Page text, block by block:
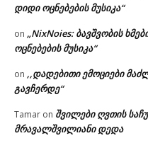
დიდი ოცნებების მუსიკა“
on „NixNoies: ბავშვობის
ოცნებების მუსიკა“
on ,,დადებითი ემოციები
გავჩერდე“
Tamar on შვილები ღვთის
მრავალშვილიანი დედა